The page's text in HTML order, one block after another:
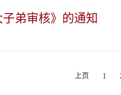
弟审核》的通知
上页 1